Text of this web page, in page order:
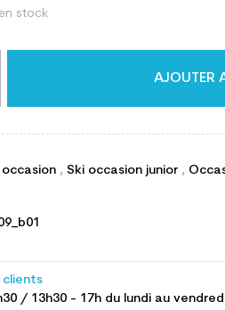
stock
AJOUTER
occasion , Ski occasion junior ,
clients
/ 13h30 - 17h du lundi au